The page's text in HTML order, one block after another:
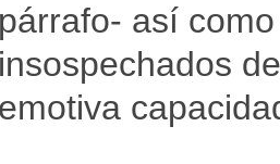
párrafo- así
insospechados
emotiva